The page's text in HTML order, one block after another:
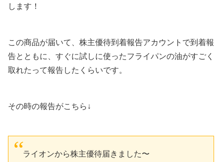
します！
この商品が届いて、株主優待到着報告アカウントで到着報
告とともに、すぐに試しに使ったフライパンの油がすごく
取れたって報告したくらいです。
その時の報告がこちら↓
ライオンから株主優待届きました〜